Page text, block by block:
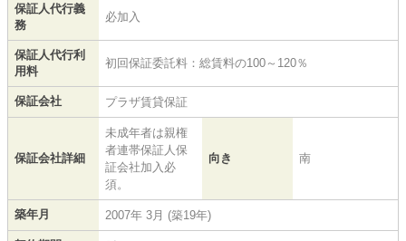
保証人代行義
務
必加入
保証人代行利
用料
初回保証委託料：総賃料の100～120％
保証会社 プラザ賃貸保証
保証会社詳細
未成年者は親権
者連帯保証人保
証会社加入必
須。
向き 南
築年月 2007年 3月 (築19年)